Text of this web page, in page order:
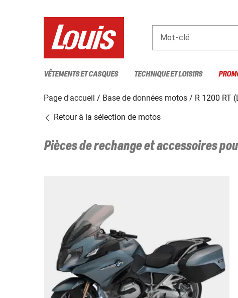
Mot-clé
VÊTEMENTS ET CASQUES TECHNIQUE ET LOISIRS
Page d'accueil Base de données motos
R 1200 RT
Retour à la sélection de motos
Pièces de rechange et accessoires